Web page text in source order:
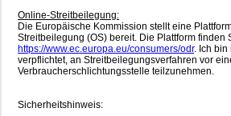
Online-Streitbeilegung:
Die Europäische Kommission stellt eine
Streitbeilegung (OS) bereit. Die Plattform finden
https://www.ec.europa.eu/consumers/odr. Ich bin
verpflichtet, an Streitbeilegungsverfahren vor
Verbraucherschlichtungsstelle teilzunehmen.
Sicherheitshinweis: